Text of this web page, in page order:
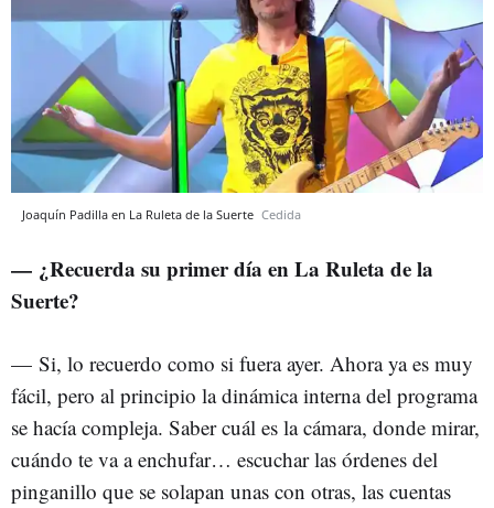
Joaquín Padilla en La Ruleta de la Suerte Cedida
— ¿Recuerda su primer día en La Ruleta de la
Suerte?
— Si, lo recuerdo como si fuera ayer. Ahora ya es muy
fácil, pero al principio la dinámica interna del programa
se hacía compleja. Saber cuál es la cámara, donde mirar,
cuándo te va a enchufar… escuchar las órdenes del
pinganillo que se solapan unas con otras, las cuentas